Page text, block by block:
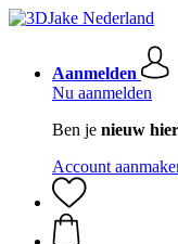
Aanmelden
Nu aanmelden
Ben je nieuw
Account